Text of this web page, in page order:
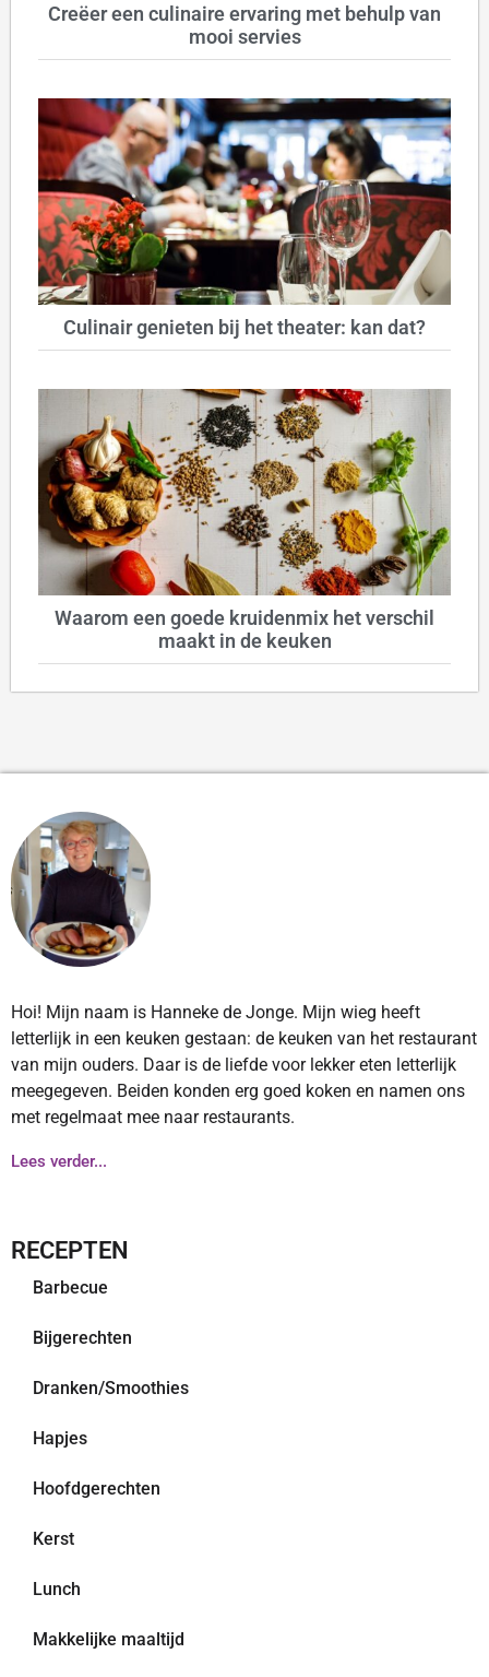
Creëer een culinaire ervaring met behulp van
mooi servies
Culinair genieten bij het theater: kan dat?
Waarom een goede kruidenmix het verschil
maakt in de keuken
Hoi! Mijn naam is Hanneke de Jonge. Mijn wieg heeft
letterlijk in een keuken gestaan: de keuken van het restaurant
van mijn ouders. Daar is de liefde voor lekker eten letterlijk
meegegeven. Beiden konden erg goed koken en namen ons
met regelmaat mee naar restaurants.
Lees verder...
RECEPTEN
Barbecue
Bijgerechten
Dranken/Smoothies
Hapjes
Hoofdgerechten
Kerst
Lunch
Makkelijke maaltijd